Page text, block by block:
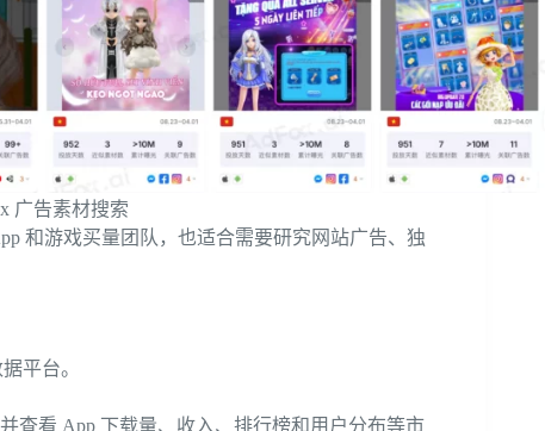
广告素材搜索
和游戏买量团队，也适合需要研究网站广告、独
平台。
查看 App 下载量、收入、排行榜和用户分布等市